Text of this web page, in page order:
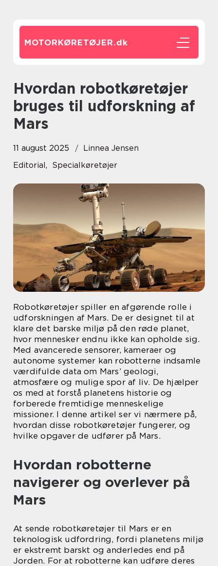
MOTORKØRETØJER.dk
Hvordan robotkøretøjer
bruges til udforskning af
Mars
11 august 2025
Linnea Jensen
Editorial, Specialkøretøjer
Robotkøretøjer spiller en afgørende rolle i
udforskningen af Mars. De er designet til at
klare det barske miljø på den røde planet,
hvor mennesker endnu ikke kan opholde sig.
Med avancerede sensorer, kameraer og
autonome systemer kan robotterne indsamle
værdifulde data om Mars’ geologi,
atmosfære og mulige spor af liv. De hjælper
os med at forstå planetens historie og
forberede fremtidige menneskelige
missioner. I denne artikel ser vi nærmere på,
hvordan disse robotkøretøjer fungerer, og
hvilke opgaver de udfører på Mars.
Hvordan robotterne
navigerer og overlever på
Mars
At sende robotkøretøjer til Mars er en
teknologisk udfordring, fordi planetens miljø
er ekstremt barskt og anderledes end på
Jorden. For at robotterne kan udføre deres